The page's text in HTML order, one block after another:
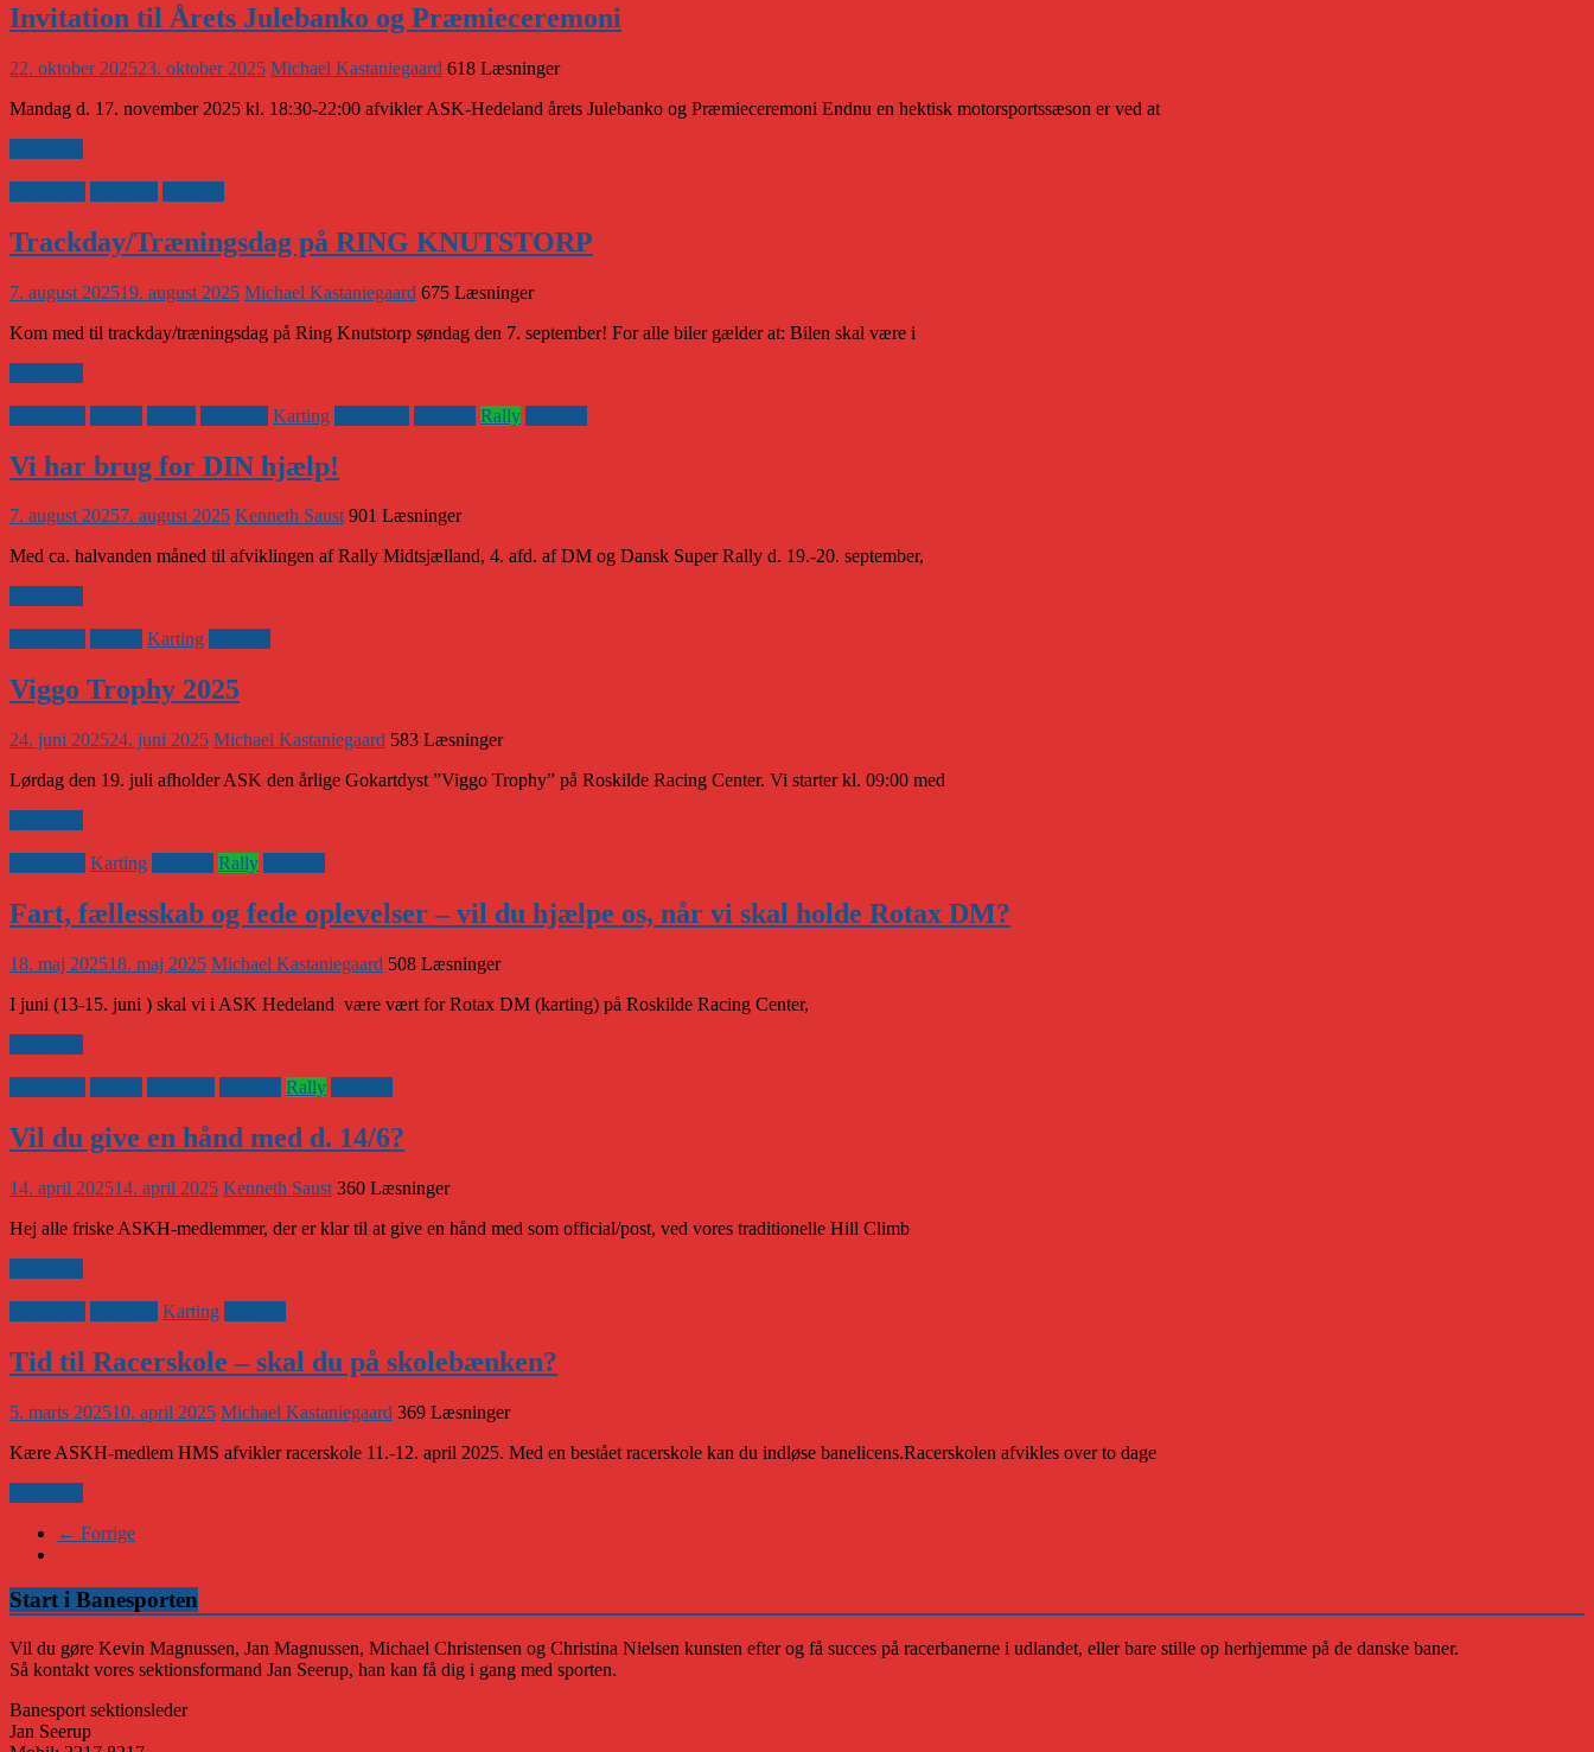
Invitation til Årets Julebanko og Præmieceremoni
22. oktober 202523. oktober 2025 Michael Kastaniegaard 618 Læsninger
Mandag d. 17. november 2025 kl. 18:30-22:00 afvikler ASK-Hedeland årets Julebanko og Præmieceremoni Endnu en hektisk motorsportssæson er ved at
Trackday/Træningsdag på RING KNUTSTORP
7. august 202519. august 2025 Michael Kastaniegaard 675 Læsninger
Kom med til trackday/træningsdag på Ring Knutstorp søndag den 7. september! For alle biler gælder at: Bilen skal være i
Karting Rally
Vi har brug for DIN hjælp!
7. august 20257. august 2025 Kenneth Saust 901 Læsninger
Med ca. halvanden måned til afviklingen af Rally Midtsjælland, 4. afd. af DM og Dansk Super Rally d. 19.-20. september,
Karting
Viggo Trophy 2025
24. juni 202524. juni 2025 Michael Kastaniegaard 583 Læsninger
Lørdag den 19. juli afholder ASK den årlige Gokartdyst ”Viggo Trophy” på Roskilde Racing Center. Vi starter kl. 09:00 med
Karting Rally
Fart, fællesskab og fede oplevelser – vil du hjælpe os, når vi skal holde Rotax DM?
18. maj 202518. maj 2025 Michael Kastaniegaard 508 Læsninger
I juni (13-15. juni ) skal vi i ASK Hedeland være vært for Rotax DM (karting) på Roskilde Racing Center,
Rally
Vil du give en hånd med d. 14/6?
14. april 202514. april 2025 Kenneth Saust 360 Læsninger
Hej alle friske ASKH-medlemmer, der er klar til at give en hånd med som official/post, ved vores traditionelle Hill Climb
Karting
Tid til Racerskole – skal du på skolebænken?
5. marts 202510. april 2025 Michael Kastaniegaard 369 Læsninger
Kære ASKH-medlem HMS afvikler racerskole 11.-12. april 2025. Med en bestået racerskole kan du indløse banelicens.Racerskolen afvikles over to dage
← Forrige
Start i Banesporten
Vil du gøre Kevin Magnussen, Jan Magnussen, Michael Christensen og Christina Nielsen kunsten efter og få succes på racerbanerne i udlandet, eller bare stille op herhjemme på de danske baner.
Så kontakt vores sektionsformand Jan Seerup, han kan få dig i gang med sporten.
Banesport sektionsleder
Jan Seerup